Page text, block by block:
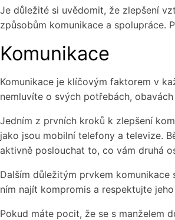
Je důležité si uvědomit, že zlepšení
způsobům komunikace a spolupráce.
Komunikace
Komunikace je klíčovým faktorem v
nemluvíte o svých potřebách,
Jedním z prvních kroků k zlepšení
jako jsou mobilní telefony a televize.
aktivně poslouchat to, co vám druhá
Dalším důležitým prvkem komunikace
ním najít kompromis a respektujte
Pokud máte pocit, že se s manželem